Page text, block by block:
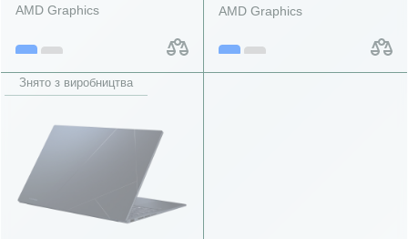
AMD Graphics
AMD Graphics
Знято з виробництва